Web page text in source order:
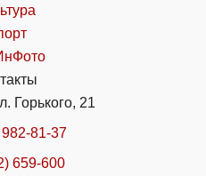
Горького, 21
81-37
659-600